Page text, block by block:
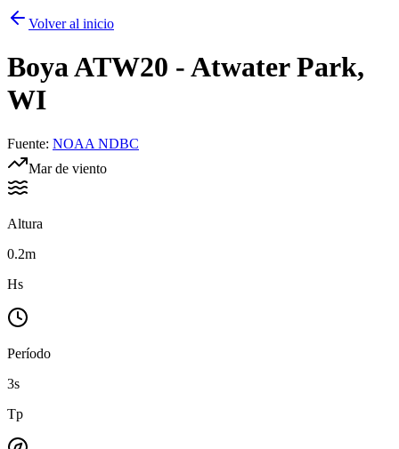
Volver al inicio
BoyaATW20 - Atwater Park,
WI
Fuente: NOAA NDBC
Mar de viento
Altura
0.2m
Hs
Período
3s
Tp